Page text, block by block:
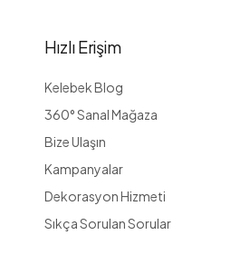
Hızlı Erişim
Kelebek Blog
360° Sanal Mağaza
Bize Ulaşın
Kampanyalar
Dekorasyon Hizmeti
Sıkça Sorulan Sorular